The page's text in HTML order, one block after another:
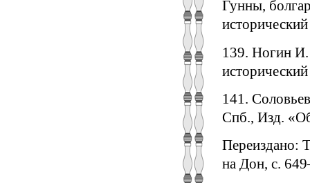
Гунны,
139. Ногин
141.
Спб., Изд.
Переиздано:
на Дон, с.